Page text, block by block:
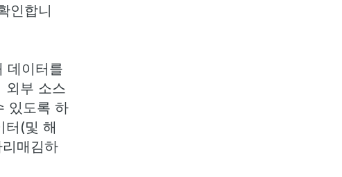
인합니
데이터를
외부 소스
있도록 하
터(및 해
매김하